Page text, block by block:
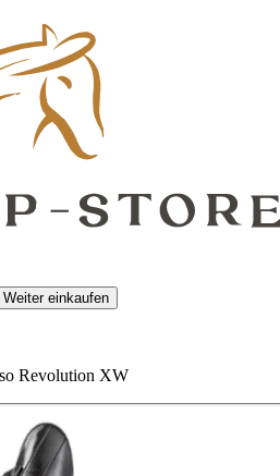
Weiter einkaufen
Revolution XW